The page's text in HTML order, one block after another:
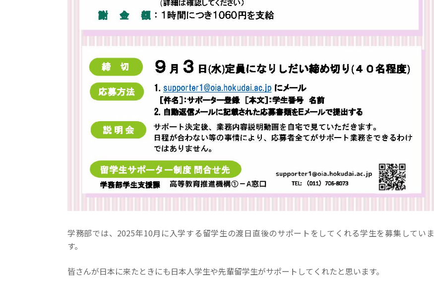
学務部では、2025年10月に入学する留学生の渡日直後のサポートをしてくれる学生を募集していま
す。
皆さんが日本に来たときにも日本人学生や先輩留学生がサポートしてくれたと思います。